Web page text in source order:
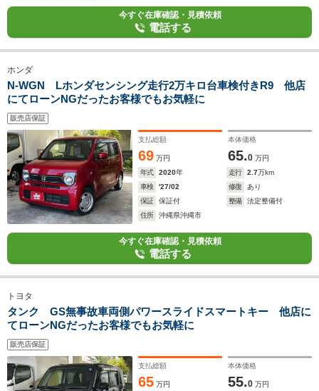
今すぐ在庫確認・見積依頼
電話する
ホンダ
N-WGN Lホンダセンシング走行2万キロ台車検付きR9 他店
にてローンNGだったお客様でもお気軽に
販売店保証
支払総額
69 万円
本体価格
65.0 万円
年式
2020年 走行 2.7万km
車検
'27/02 修復
あり
保証
保証付 整備
法定整備付
住所
沖縄県沖縄市
今すぐ在庫確認・見積依頼
電話する
トヨタ
タンク GS無事故車両側パワースライドスマートキー 他店に
てローンNGだったお客様でもお気軽に
販売店保証
支払総額
65 万円
本体価格
55.0 万円